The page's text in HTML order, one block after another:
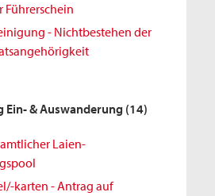
- Nichtbestehen der
Ein- & Auswanderung (14)
Laien-
karten - Antrag auf